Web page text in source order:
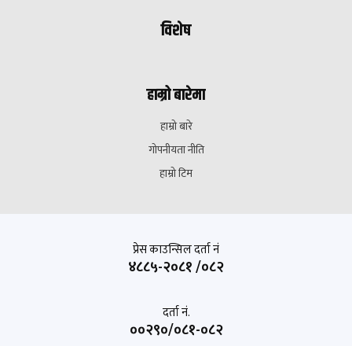
विशेष
हाम्रो बारेमा
हाम्रो बारे
गोपनीयता नीति
हाम्रो टिम
प्रेस काउन्सिल दर्ता नं
४८८५-२०८१ /०८२
दर्ता नं.
००२९०/०८१-०८२